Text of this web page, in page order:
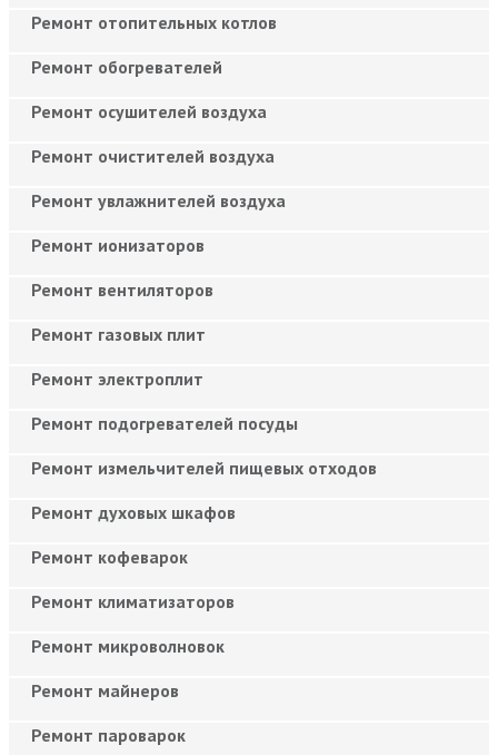
Ремонт отопительных котлов
Ремонт обогревателей
Ремонт осушителей воздуха
Ремонт очистителей воздуха
Ремонт увлажнителей воздуха
Ремонт ионизаторов
Ремонт вентиляторов
Ремонт газовых плит
Ремонт электроплит
Ремонт подогревателей посуды
Ремонт измельчителей пищевых отходов
Ремонт духовых шкафов
Ремонт кофеварок
Ремонт климатизаторов
Ремонт микроволновок
Ремонт майнеров
Ремонт пароварок